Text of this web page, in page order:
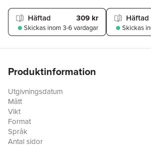
Häftad 309 kr
Skickas inom 3-6 vardagar
Häftad
Skickas
Produktinformation
Utgivningsdatum
Mått
Vikt
Format
Språk
Antal sidor